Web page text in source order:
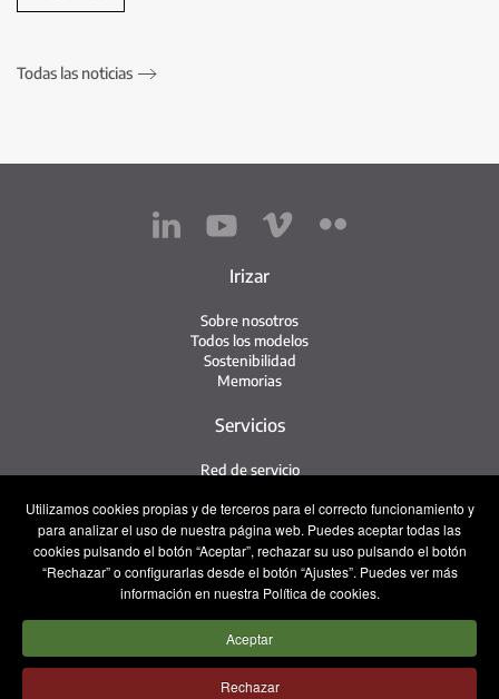
Utilizamos cookies propias y de terceros para el correcto funcionamiento y
para analizar el uso de nuestra página web. Puedes aceptar todas las
cookies pulsando el botón “Aceptar”, rechazar su uso pulsando el botón
“Rechazar” o configurarlas desde el botón “Ajustes”. Puedes ver más
información en nuestra Política de cookies.
Aceptar
Rechazar
Todas las noticias
Irizar
Sobre nosotros
Todos los modelos
Sostenibilidad
Memorias
Servicios
Red de servicio
iService
Usados
Contacto
Contacto
Posventa y Recambios
Equipo comercial
Trabaja con nosotros